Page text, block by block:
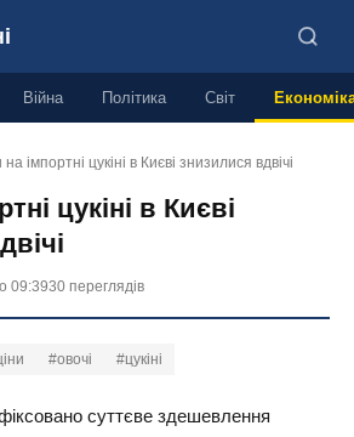
Війна Політика Світ
на імпортні цукіні в Києві знизилися вдвічі
цукіні в Києві
09:3930 переглядів
#овочі #цукіні
суттєве здешевлення